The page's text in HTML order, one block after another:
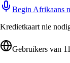
Begin Afrikaans
Kredietkaart nie
Gebruikers van